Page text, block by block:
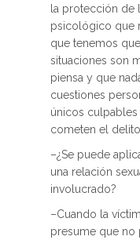
la protección de
psicológico que
que tenemos
situaciones son
piensa y que
cuestiones
únicos
cometen el delito.
–¿Se puede
una relación
involucrado?
–Cuando la
presume que no